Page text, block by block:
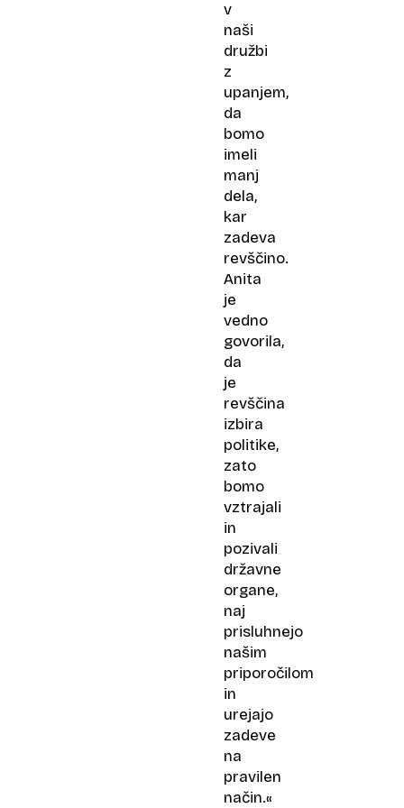
v
naši
družbi
z
upanjem,
da
bomo
imeli
manj
dela,
kar
zadeva
revščino.
Anita
je
vedno
govorila,
da
je
revščina
izbira
politike,
zato
bomo
vztrajali
in
pozivali
državne
organe,
naj
prisluhnejo
našim
priporočilom
in
urejajo
zadeve
na
pravilen
način.«